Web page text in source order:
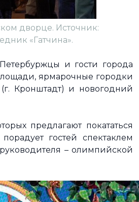
дворце. Источник:
«Гатчина».
и гости города
ярмарочные городки
Кронштадт) и новогодний
предлагают покататься
гостей спектаклем
– олимпийской